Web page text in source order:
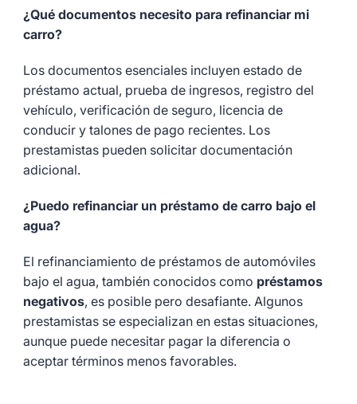
¿Qué documentos necesito para refinanciar mi
carro?
Los documentos esenciales incluyen estado de
préstamo actual, prueba de ingresos, registro del
vehículo, verificación de seguro, licencia de
conducir y talones de pago recientes. Los
prestamistas pueden solicitar documentación
adicional.
¿Puedo refinanciar un préstamo de carro bajo el
agua?
El refinanciamiento de préstamos de automóviles
bajo el agua, también conocidos como préstamos
negativos, es posible pero desafiante. Algunos
prestamistas se especializan en estas situaciones,
aunque puede necesitar pagar la diferencia o
aceptar términos menos favorables.